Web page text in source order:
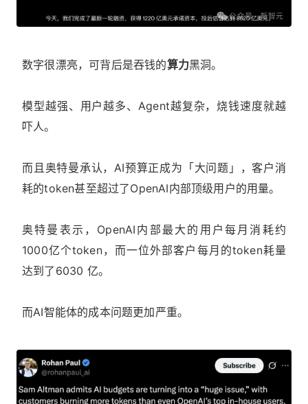
数字很漂亮，可背后是吞钱的算力黑洞。
模型越强、用户越多、Agent越复杂，烧钱速度就越
吓人。
而且奥特曼承认，AI预算正成为「大问题」，客户消
耗的token甚至超过了OpenAI内部顶级用户的用量。
奥特曼表示，OpenAI内部最大的用户每月消耗约
1000亿个token，而一位外部客户每月的token耗量
达到了6030 亿。
而AI智能体的成本问题更加严重。